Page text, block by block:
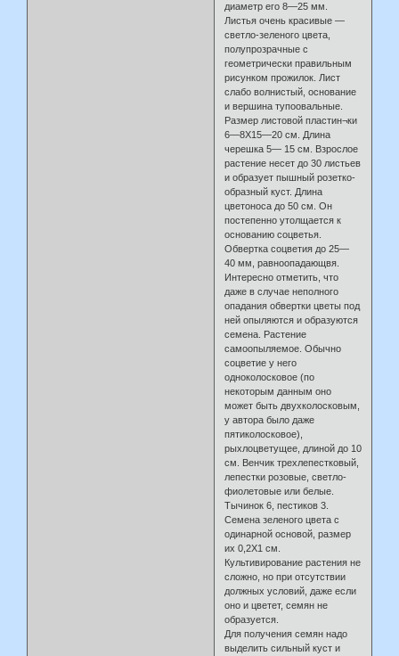
диаметр его 8—25 мм.
Листья очень красивые —
светло-зеленого цвета,
полупрозрачные с
геометрически правильным
рисунком прожилок. Лист
слабо волнистый, основание
и вершина тупоовальные.
Размер листовой пластин¬ки
6—8X15—20 см. Длина
черешка 5— 15 см. Взрослое
растение несет до 30 листьев
и образует пышный розетко-
образный куст. Длина
цветоноса до 50 см. Он
постепенно утолщается к
основанию соцветья.
Обвертка соцветия до 25—
40 мм, равноопадающвя.
Интересно отметить, что
даже в случае неполного
опадания обвертки цветы под
ней опыляются и образуются
семена. Растение
самоопыляемое. Обычно
соцветие у него
одноколосковое (по
некоторым данным оно
может быть двухколосковым,
у автора было даже
пятиколосковое),
рыхлоцветущее, длиной до 10
см. Венчик трехлепестковый,
лепестки розовые, светло-
фиолетовые или белые.
Тычинок 6, пестиков 3.
Семена зеленого цвета с
одинарной основой, размер
их 0,2X1 см.
Культивирование растения не
сложно, но при отсутствии
должных условий, даже если
оно и цветет, семян не
образуется.
Для получения семян надо
выделить сильный куст и